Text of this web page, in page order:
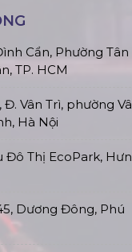
Cẩn, Phường Tân
TP. HCM
Đ. Vân Trì, phường
Hà Nội
Đô Thị EcoPark,
Dương Đông, Phú